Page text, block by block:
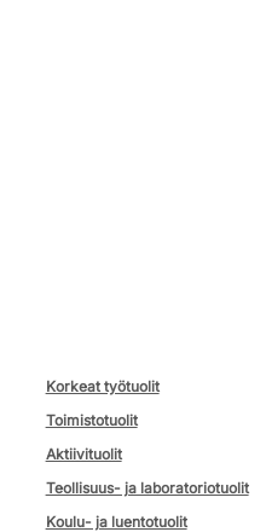
Korkeat työtuolit
Toimistotuolit
Aktiivituolit
Teollisuus- ja laboratoriotuolit
Koulu- ja luentotuolit